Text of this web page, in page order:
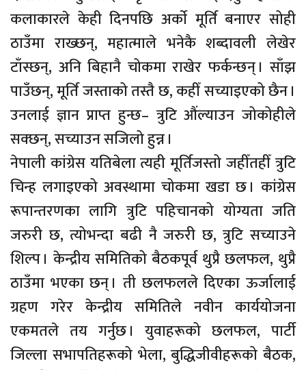
कलाकारले केही दिनपछि अर्काे मूर्ति बनाएर सोही
ठाउँमा राख्छन्, महात्माले भनेकै शब्दावली लेखेर
टाँस्छन्, अनि बिहानै चोकमा राखेर फर्कन्छन् । साँझ
पाउँछन्, मूर्ति जस्ताको तस्तै छ, कहीँ सच्याइएको छैन ।
उनलाई ज्ञान प्राप्त हुन्छ– त्रुटि औंल्याउन जोकोहीले
सक्छन्, सच्याउन सजिलो हुन्न ।
नेपाली कांग्रेस यतिबेला त्यही मूर्तिजस्तो जहीँतहीँ त्रुटि
चिन्ह लगाइएको अवस्थामा चोकमा खडा छ । कांग्रेस
रूपान्तरणका लागि त्रुटि पहिचानको योग्यता जति
जरुरी छ, त्योभन्दा बढी नै जरुरी छ, त्रुटि सच्याउने
शिल्प । केन्द्रीय समितिको बैठकपूर्व थुप्रै छलफल, थुप्रै
ठाउँमा भएका छन् । ती छलफलले दिएका ऊर्जालाई
ग्रहण गरेर केन्द्रीय समितिले नवीन कार्ययोजना
एकमतले तय गर्नुछ । युवाहरूको छलफल, पार्टी
जिल्ला सभापतिहरूको भेला, बुद्धिजीवीहरूको बैठक,